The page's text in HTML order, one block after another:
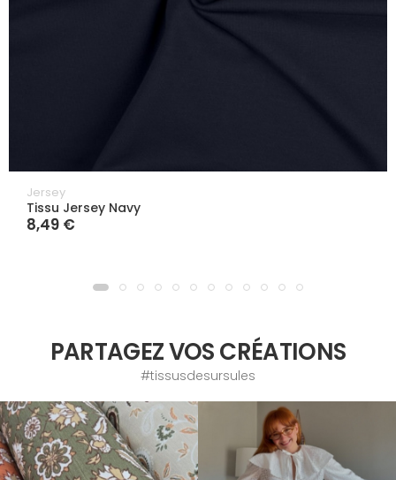
Jersey
Tissu Jersey Navy
8,49 €
PARTAGEZ VOS CRÉATIONS
#tissusdesursules